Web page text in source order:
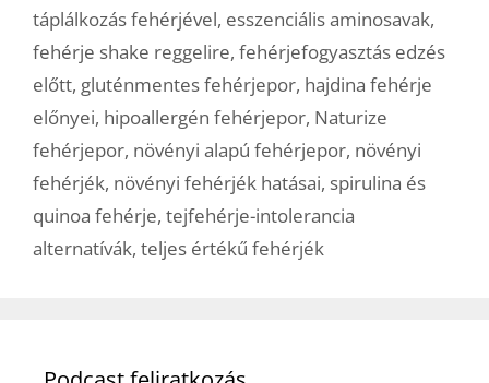
táplálkozás fehérjével, esszenciális aminosavak,
fehérje shake reggelire, fehérjefogyasztás edzés
előtt, gluténmentes fehérjepor, hajdina fehérje
előnyei, hipoallergén fehérjepor, Naturize
fehérjepor, növényi alapú fehérjepor, növényi
fehérjék, növényi fehérjék hatásai, spirulina és
quinoa fehérje, tejfehérje-intolerancia
alternatívák, teljes értékű fehérjék